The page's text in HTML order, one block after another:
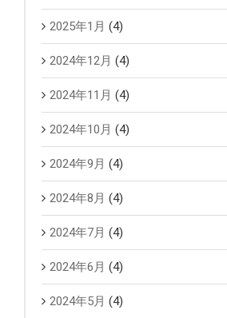
2025年1月 (4)
2024年12月 (4)
2024年11月 (4)
2024年10月 (4)
2024年9月 (4)
2024年8月 (4)
2024年7月 (4)
2024年6月 (4)
2024年5月 (4)